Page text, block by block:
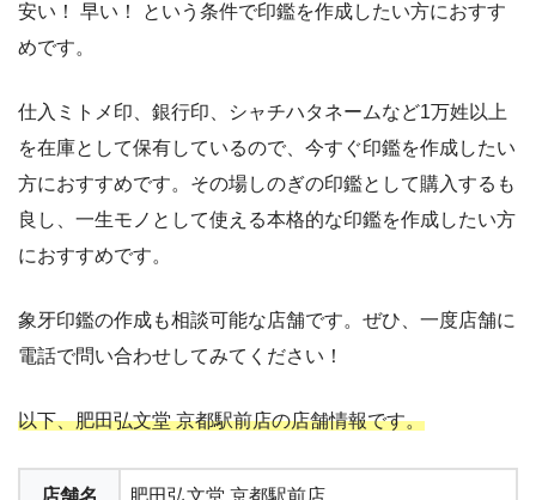
安い！ 早い！ という条件で印鑑を作成したい方におすす
めです。
仕入ミトメ印、銀行印、シャチハタネームなど1万姓以上
を在庫として保有しているので、今すぐ印鑑を作成したい
方におすすめです。その場しのぎの印鑑として購入するも
良し、一生モノとして使える本格的な印鑑を作成したい方
におすすめです。
象牙印鑑の作成も相談可能な店舗です。ぜひ、一度店舗に
電話で問い合わせしてみてください！
以下、肥田弘文堂 京都駅前店の店舗情報です。